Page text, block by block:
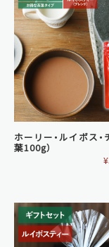
ホーリー・ルイボス・
葉100g）